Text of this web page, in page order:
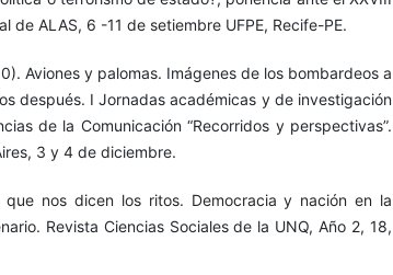
de ALAS, 6 -11 de setiembre UFPE, Recife-PE.
Aviones y palomas. Imágenes de los bombardeos a
después. I Jornadas académicas y de investigación
de la Comunicación “Recorridos y perspectivas”.
3 y 4 de diciembre.
nos dicen los ritos. Democracia y nación en la
Revista Ciencias Sociales de la UNQ, Año 2, 18,